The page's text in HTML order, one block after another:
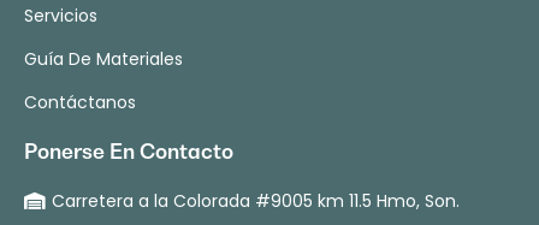
Servicios
Guía De Materiales
Contáctanos
Ponerse En Contacto
Carretera a la Colorada #9005 km 11.5 Hmo, Son.